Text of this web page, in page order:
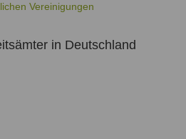
Vereinigungen
in Deutschland